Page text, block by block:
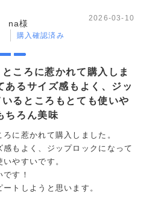
na様
購入確認済み
2026-03-10
ころに惹かれて購入しま
あるサイズ感もよく、ジッ
るところもとても使いや
ちろん美味
に惹かれて購入しました。
もよく、ジップロックになって
やすいです。
す！
トしようと思います。